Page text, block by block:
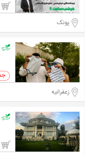
پونک
زعفرانیه